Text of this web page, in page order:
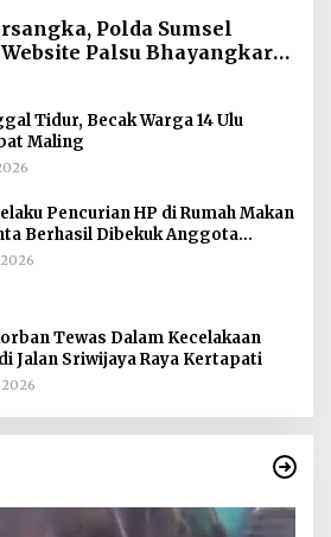
Polda Sumsel
Palsu Bhayangkara
Tidur, Becak Warga 14 Ulu
Maling
Pencurian HP di Rumah Makan
Berhasil Dibekuk Anggota
SU II Palembang !!
Tewas Dalam Kecelakaan
Jalan Sriwijaya Raya Kertapati
2026